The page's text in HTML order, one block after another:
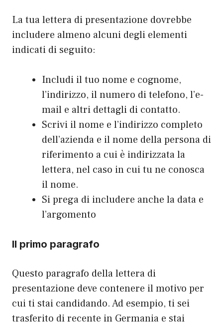
La tua lettera di presentazione dovrebbe
includere almeno alcuni degli elementi
indicati di seguito:
Includi il tuo nome e cognome,
l’indirizzo, il numero di telefono, l’e-
mail e altri dettagli di contatto.
Scrivi il nome e l’indirizzo completo
dell’azienda e il nome della persona di
riferimento a cui è indirizzata la
lettera, nel caso in cui tu ne conosca
il nome.
Si prega di includere anche la data e
l’argomento
Il primo paragrafo
Questo paragrafo della lettera di
presentazione deve contenere il motivo per
cui ti stai candidando. Ad esempio, ti sei
trasferito di recente in Germania e stai